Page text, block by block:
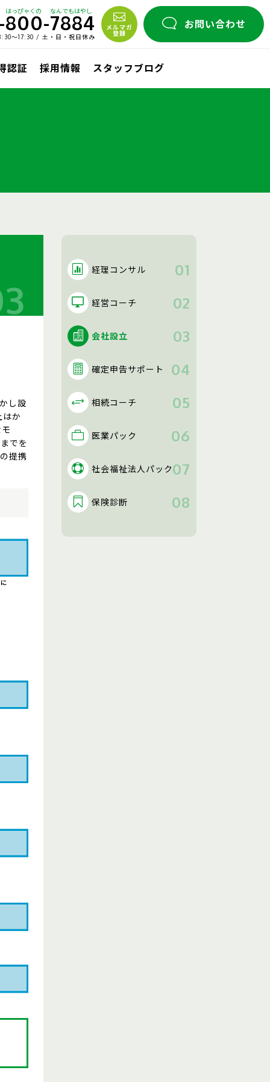
800
はっぴゃくの -7884
なんでもはやし
〜17:30 / 土・日・祝日休み
メルマガ
登録
お問い合わせ
認証 採用情報 スタッフブログ
経理コンサル
経営コーチ
会社設立
確定申告サポート
相続コーチ
医業パック
社会福祉法人パック
保険診断
し設
はか
でを
提携